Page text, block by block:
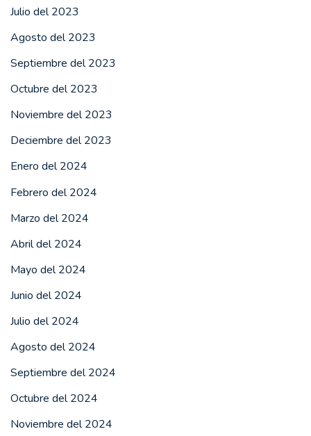
Julio del 2023
Agosto del 2023
Septiembre del 2023
Octubre del 2023
Noviembre del 2023
Deciembre del 2023
Enero del 2024
Febrero del 2024
Marzo del 2024
Abril del 2024
Mayo del 2024
Junio del 2024
Julio del 2024
Agosto del 2024
Septiembre del 2024
Octubre del 2024
Noviembre del 2024